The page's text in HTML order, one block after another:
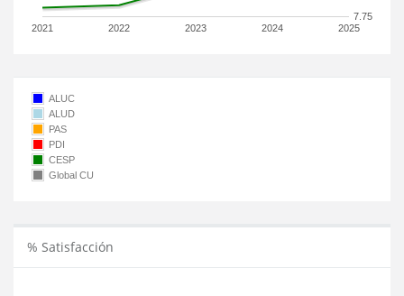
2021 2022 2023 2024 2025
7.75
ALUC
ALUD
PAS
PDI
CESP
Global CU
% Satisfacción